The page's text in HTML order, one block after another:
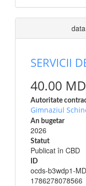
SERVICII
40.00
Autoritate
Gimnaziul
An bugetar
2026
Statut
Publicat în CBD
ID
ocds-b3wdp1-
1786278078566